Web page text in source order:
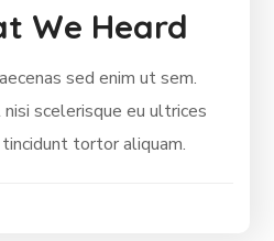
We Heard
sed enim ut sem.
nisi scelerisque eu ultrices
tortor aliquam.